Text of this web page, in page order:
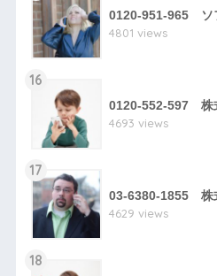
0120-951-965 ソ
4801 views
16
0120-552-597 株
4693 views
17
03-6380-1855 株
4629 views
18